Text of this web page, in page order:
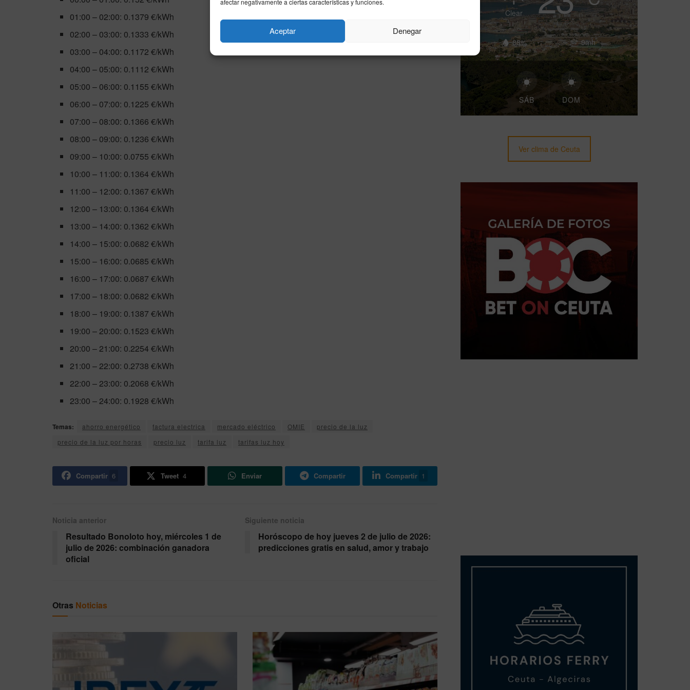
Aceptar Denegar
01:00 – 02:00: 0.1379 €/kWh
02:00 – 03:00: 0.1333 €/kWh
03:00 – 04:00: 0.1172 €/kWh
04:00 – 05:00: 0.1112 €/kWh
05:00 – 06:00: 0.1155 €/kWh
06:00 – 07:00: 0.1225 €/kWh
07:00 – 08:00: 0.1366 €/kWh
08:00 – 09:00: 0.1236 €/kWh
09:00 – 10:00: 0.0755 €/kWh
10:00 – 11:00: 0.1364 €/kWh
11:00 – 12:00: 0.1367 €/kWh
12:00 – 13:00: 0.1364 €/kWh
13:00 – 14:00: 0.1362 €/kWh
14:00 – 15:00: 0.0682 €/kWh
15:00 – 16:00: 0.0685 €/kWh
16:00 – 17:00: 0.0687 €/kWh
17:00 – 18:00: 0.0682 €/kWh
18:00 – 19:00: 0.1387 €/kWh
19:00 – 20:00: 0.1523 €/kWh
20:00 – 21:00: 0.2254 €/kWh
21:00 – 22:00: 0.2738 €/kWh
22:00 – 23:00: 0.2068 €/kWh
23:00 – 24:00: 0.1928 €/kWh
Temas: ahorro energético factura electrica mercado eléctrico OMIE
precio de la luz
precio de la luz por horas
precio luz tarifa luz tarifas luz hoy
Compartir 6 Tweet 4 Enviar Compartir Compartir 1
Noticia anterior
Resultado Bonoloto hoy, miércoles 1 de
julio de 2026: combinación ganadora
oficial
Siguiente noticia
Horóscopo de hoy jueves 2 de julio de 2026:
predicciones gratis en salud, amor y trabajo
Otras Noticias
Clear
88% 9mh
SÁB DOM
Ver clima de Ceuta